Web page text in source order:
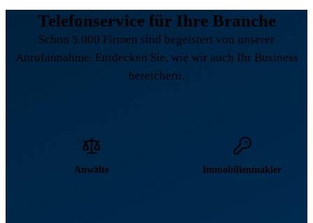
Telefonservice für Ihre Branche
Schon 5.000 Firmen sind begeistert von unserer
Anrufannahme. Entdecken Sie, wie wir auch Ihr Business
bereichern.
Anwälte Immobilienmakler